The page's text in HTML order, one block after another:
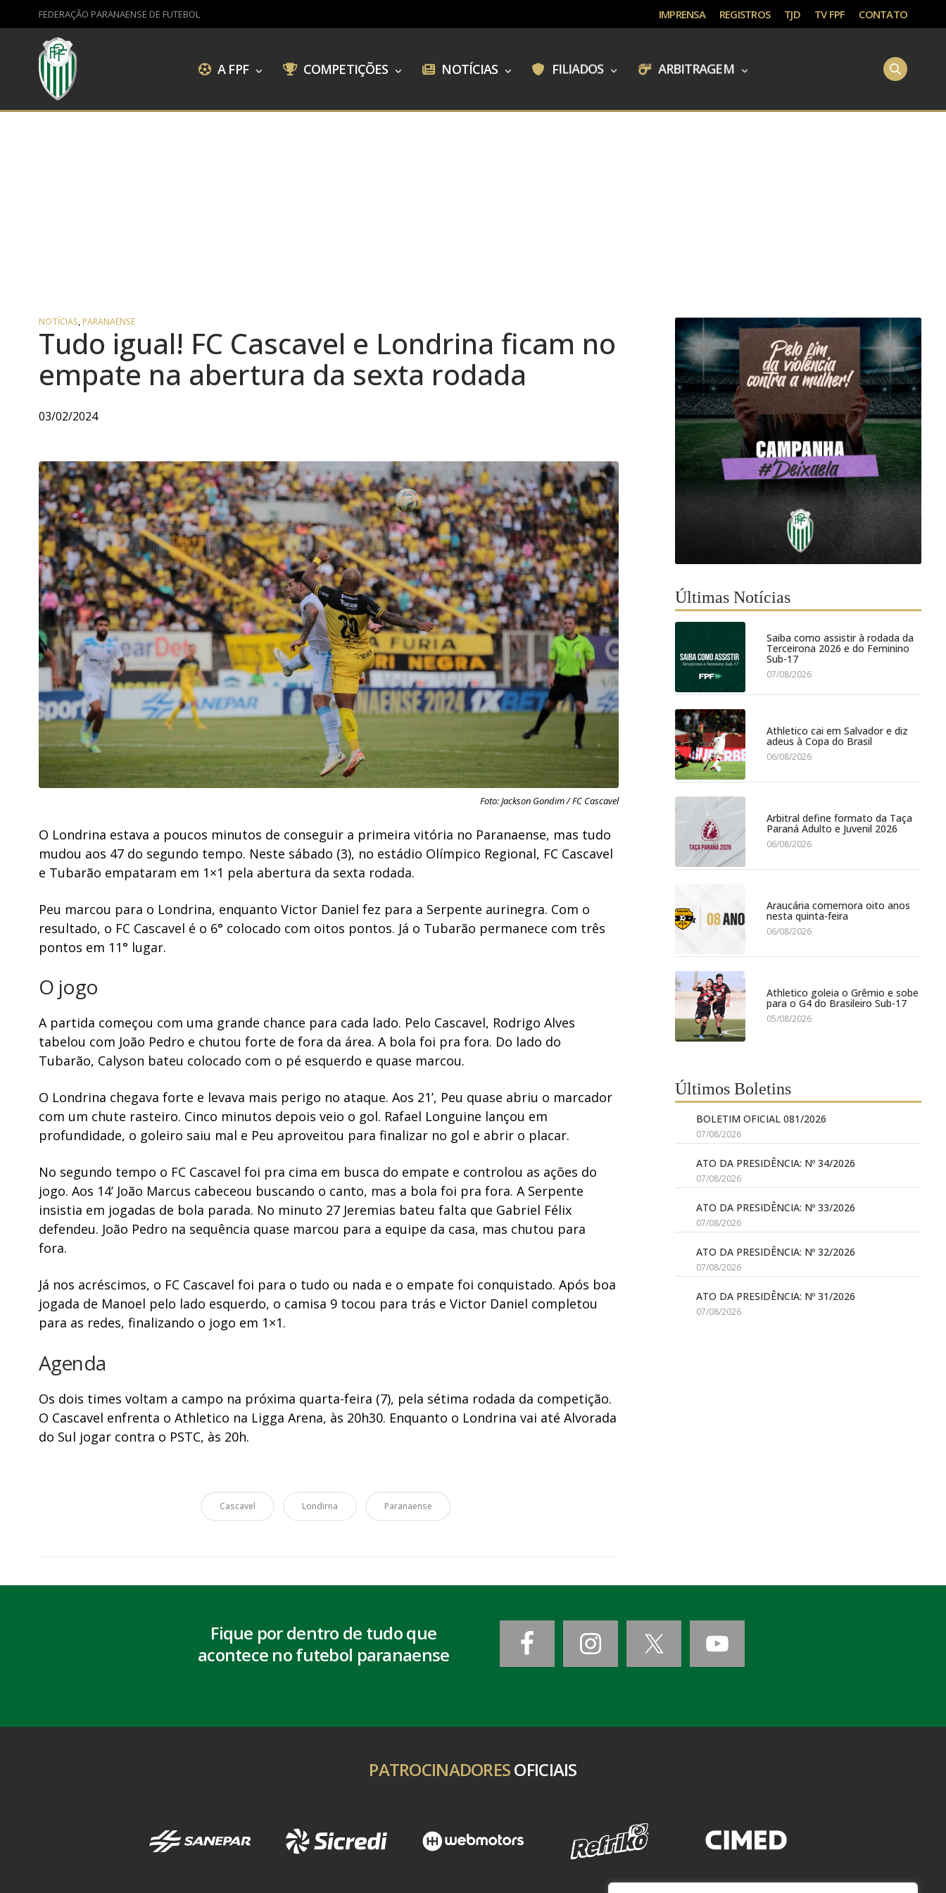
FEDERAÇÃO PARANAENSE DE FUTEBOL IMPRENSA REGISTROS TJD TV FPF CONTATO
A FPF COMPETIÇÕES NOTÍCIAS FILIADOS ARBITRAGEM
NOTÍCIAS,PARANAENSE
Tudo igual! FC Cascavel e Londrina ficam no
empate na abertura da sexta rodada
03/02/2024
Foto: Jackson Gondim / FC Cascavel
O Londrina estava a poucos minutos de conseguir a primeira vitória no Paranaense, mas tudo
mudou aos 47 do segundo tempo. Neste sábado (3), no estádio Olímpico Regional, FC Cascavel
e Tubarão empataram em 1×1 pela abertura da sexta rodada.
Peu marcou para o Londrina, enquanto Victor Daniel fez para a Serpente aurinegra. Com o
resultado, o FC Cascavel é o 6° colocado com oitos pontos. Já o Tubarão permanece com três
pontos em 11° lugar.
O jogo
A partida começou com uma grande chance para cada lado. Pelo Cascavel, Rodrigo Alves
tabelou com João Pedro e chutou forte de fora da área. A bola foi pra fora. Do lado do
Tubarão, Calyson bateu colocado com o pé esquerdo e quase marcou.
O Londrina chegava forte e levava mais perigo no ataque. Aos 21’, Peu quase abriu o marcador
com um chute rasteiro. Cinco minutos depois veio o gol. Rafael Longuine lançou em
profundidade, o goleiro saiu mal e Peu aproveitou para finalizar no gol e abrir o placar.
No segundo tempo o FC Cascavel foi pra cima em busca do empate e controlou as ações do
jogo. Aos 14’ João Marcus cabeceou buscando o canto, mas a bola foi pra fora. A Serpente
insistia em jogadas de bola parada. No minuto 27 Jeremias bateu falta que Gabriel Félix
defendeu. João Pedro na sequência quase marcou para a equipe da casa, mas chutou para
fora.
Já nos acréscimos, o FC Cascavel foi para o tudo ou nada e o empate foi conquistado. Após boa
jogada de Manoel pelo lado esquerdo, o camisa 9 tocou para trás e Victor Daniel completou
para as redes, finalizando o jogo em 1×1.
Agenda
Os dois times voltam a campo na próxima quarta-feira (7), pela sétima rodada da competição.
O Cascavel enfrenta o Athletico na Ligga Arena, às 20h30. Enquanto o Londrina vai até Alvorada
do Sul jogar contra o PSTC, às 20h.
Cascavel Londirna Paranaense
Últimas Notícias
Saiba como assistir à rodada da
Terceirona 2026 e do Feminino
Sub-17
07/08/2026
Athletico cai em Salvador e diz
adeus à Copa do Brasil
06/08/2026
Arbitral define formato da Taça
Paraná Adulto e Juvenil 2026
06/08/2026
Araucária comemora oito anos
nesta quinta-feira
06/08/2026
Athletico goleia o Grêmio e sobe
para o G4 do Brasileiro Sub-17
05/08/2026
Últimos Boletins
BOLETIM OFICIAL 081/2026
07/08/2026
ATO DA PRESIDÊNCIA: Nº 34/2026
07/08/2026
ATO DA PRESIDÊNCIA: Nº 33/2026
07/08/2026
ATO DA PRESIDÊNCIA: Nº 32/2026
07/08/2026
ATO DA PRESIDÊNCIA: Nº 31/2026
07/08/2026
Fique por dentro de tudo que
acontece no futebol paranaense
PATROCINADORESOFICIAIS